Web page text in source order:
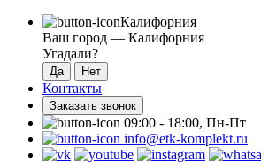
Калифорния
Ваш город — Калифорния
Угадали?
Контакты
Заказать звонок
09:00 - 18:00, Пн-Пт
info@etk-komplekt.ru